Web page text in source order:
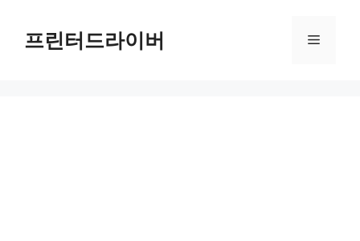
content프린터드라이버 Menu